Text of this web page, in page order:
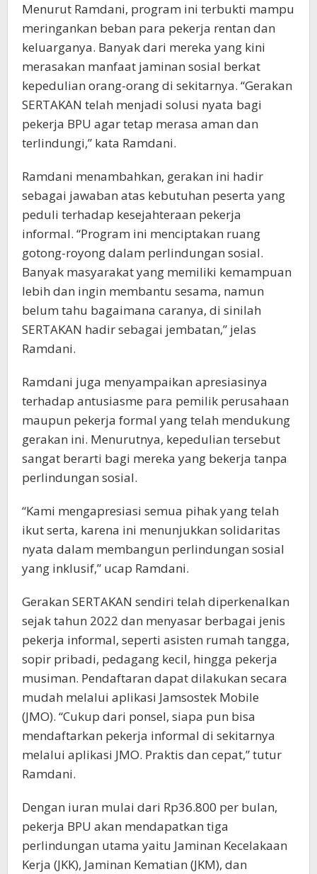
Menurut Ramdani, program ini terbukti mampu
meringankan beban para pekerja rentan dan
keluarganya. Banyak dari mereka yang kini
merasakan manfaat jaminan sosial berkat
kepedulian orang-orang di sekitarnya. “Gerakan
SERTAKAN telah menjadi solusi nyata bagi
pekerja BPU agar tetap merasa aman dan
terlindungi,” kata Ramdani.
Ramdani menambahkan, gerakan ini hadir
sebagai jawaban atas kebutuhan peserta yang
peduli terhadap kesejahteraan pekerja
informal. “Program ini menciptakan ruang
gotong-royong dalam perlindungan sosial.
Banyak masyarakat yang memiliki kemampuan
lebih dan ingin membantu sesama, namun
belum tahu bagaimana caranya, di sinilah
SERTAKAN hadir sebagai jembatan,” jelas
Ramdani.
Ramdani juga menyampaikan apresiasinya
terhadap antusiasme para pemilik perusahaan
maupun pekerja formal yang telah mendukung
gerakan ini. Menurutnya, kepedulian tersebut
sangat berarti bagi mereka yang bekerja tanpa
perlindungan sosial.
“Kami mengapresiasi semua pihak yang telah
ikut serta, karena ini menunjukkan solidaritas
nyata dalam membangun perlindungan sosial
yang inklusif,” ucap Ramdani.
Gerakan SERTAKAN sendiri telah diperkenalkan
sejak tahun 2022 dan menyasar berbagai jenis
pekerja informal, seperti asisten rumah tangga,
sopir pribadi, pedagang kecil, hingga pekerja
musiman. Pendaftaran dapat dilakukan secara
mudah melalui aplikasi Jamsostek Mobile
(JMO). “Cukup dari ponsel, siapa pun bisa
mendaftarkan pekerja informal di sekitarnya
melalui aplikasi JMO. Praktis dan cepat,” tutur
Ramdani.
Dengan iuran mulai dari Rp36.800 per bulan,
pekerja BPU akan mendapatkan tiga
perlindungan utama yaitu Jaminan Kecelakaan
Kerja (JKK), Jaminan Kematian (JKM), dan